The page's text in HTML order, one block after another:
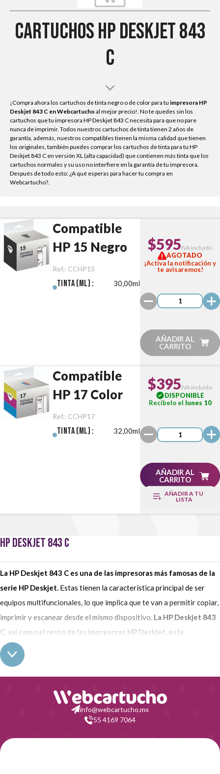
Cartuchos HP Deskjet 843
C
¡Compra ahora los cartuchos de tinta negro o de color para tu impresora HP
Deskjet 843 C en Webcartucho al mejor precio!. No te quedes sin los
cartuchos que tu impresora HP Deskjet 843 C necesita para que no pare
nunca de imprimir. Todos nuestros cartuchos de tinta tienen 2 años de
garantía, además, nuestros compatibles tienen la misma calidad que tienen
los originales, también puedes comprar los cartuchos de tinta para tu HP
Deskjet 843 C en versión XL (alta capacidad) que contienen más tinta que los
cartuchos normales y su uso no interfiere en la garantía de tu impresora.
Después de todo esto: ¿A qué esperas para hacer tu compra en
Webcartucho?.
Compatible
HP 15 Negro
Ref.: CCHP15
Tinta (ml) : 30,00ml
$595IVA incluido
AGOTADO
¡Activa la notificación y
te avisaremos!
AÑADIR AL
CARRITO
Compatible
HP 17 Color
Ref.: CCHP17
Tinta (ml) : 32,00ml
$395IVA incluido
DISPONIBLE
Recíbelo el lunes 10
AÑADIR AL
CARRITO
AÑADIR A TU
LISTA
HP DESKJET 843 C
La HP Deskjet 843 C es una de las impresoras más famosas de la
serie HP Deskjet. Estas tienen la característica principal de ser
equipos multifuncionales, lo que implica que te van a permitir copiar,
imprimir y escanear desde el mismo dispositivo. La HP Deskjet 843
C, así como el resto de las impresoras HP Deskjet, es la
alternativa ideal para usuarios que no tienen experiencia en
este ámbito y van a usar una impresora por primera vez.
y muy intuitiva, por lo que cualquier persona puede utilizarla sin
necesidad de ayuda. En cuanto al resto de sus características, esta
impresora es compacta, pequeña, tiene un diseño muy cuidado y
cuenta con un precio super económico.
La impresora HP Deskjet 843 C funciona con tecnología de
info@webcartucho.mx
55 4169 7064